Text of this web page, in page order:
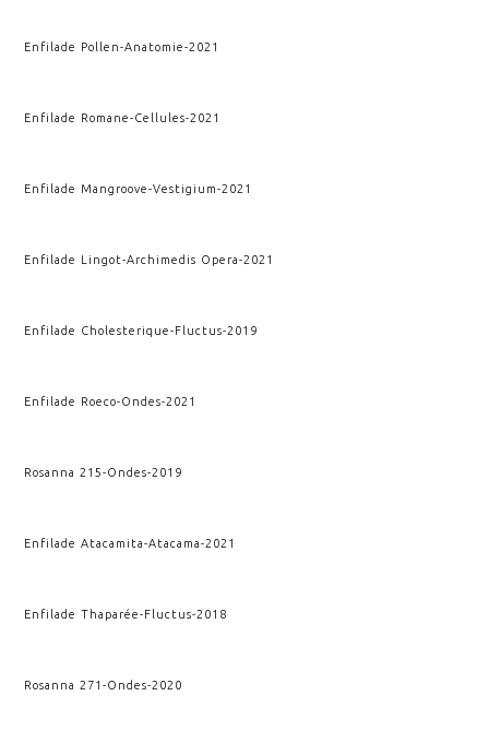
Enfilade Pollen-Anatomie-2021
Enfilade Romane-Cellules-2021
Enfilade Mangroove-Vestigium-2021
Enfilade Lingot-Archimedis Opera-2021
Enfilade Cholesterique-Fluctus-2019
Enfilade Roeco-Ondes-2021
Rosanna 215-Ondes-2019
Enfilade Atacamita-Atacama-2021
Enfilade Thaparée-Fluctus-2018
Rosanna 271-Ondes-2020